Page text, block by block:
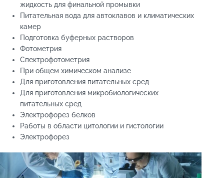
жидкость для финальной промывки
Питательная вода для автоклавов и климатических
камер
Подготовка буферных растворов
Фотометрия
Спектрофотометрия
При общем химическом анализе
Для приготовления питательных сред
Для приготовления микробиологических
питательных сред
Электрофорез белков
Работы в области цитологии и гистологии
Электрофорез